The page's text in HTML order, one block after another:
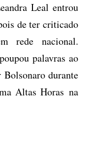
Leal entrou
de ter criticado
rede nacional.
palavras ao
durante
Altas Horas na